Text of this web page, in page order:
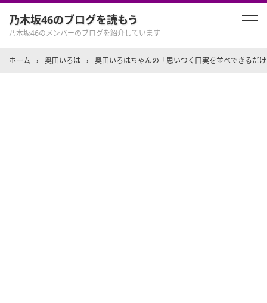
乃木坂46のブログを読もう
乃木坂46のメンバーのブログを紹介しています
ホーム › 奥田いろは › 奥田いろはちゃんの「思いつく口実を並べできるだ